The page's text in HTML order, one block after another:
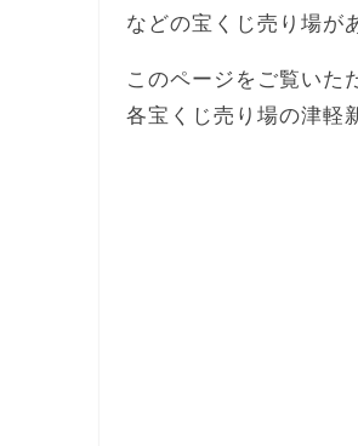
などの宝くじ売り場が
このページをご覧いた
各宝くじ売り場の津軽